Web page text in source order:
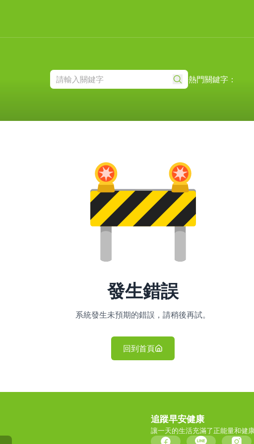
熱門關鍵字：
發生錯誤
系統發生未預期的錯誤，請稍後再試。
回到首頁
追蹤早安健康
讓一天的生活充滿了正能量和健